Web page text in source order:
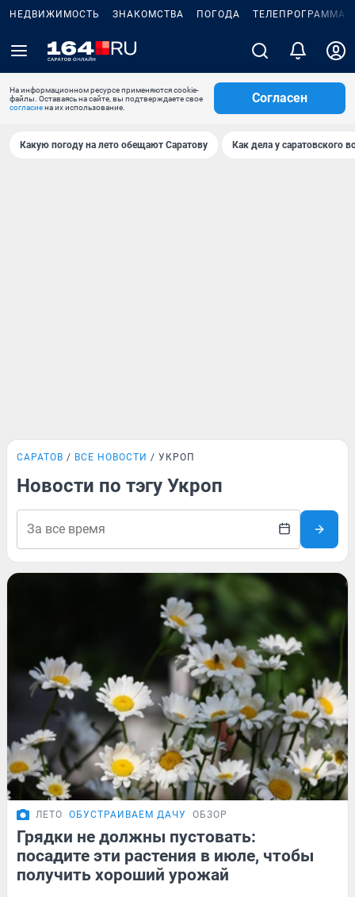
НЕДВИЖИМОСТЬ ЗНАКОМСТВА ПОГОДА ТЕЛЕПРОГРАММА
На информационном ресурсе применяются cookie-
файлы. Оставаясь на сайте, вы подтверждаете свое
согласиена их использование.
Согласен
Какую погоду на лето обещают Саратову Как дела у саратовского
САРАТОВ ВСЕ НОВОСТИ УКРОП
Новости по тэгу Укроп
ЛЕТО ОБУСТРАИВАЕМ ДАЧУ ОБЗОР
Грядки не должны пустовать:
посадите эти растения в июле, чтобы
получить хороший урожай